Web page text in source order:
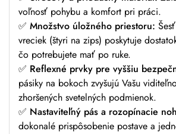
voľnosť pohybu a komfort pri práci.
✅ Množstvo úložného priestoru:
vreciek (štyri na zips) poskytuje
čo potrebujete mať po ruke.
✅ Reflexné prvky pre vyššiu
pásiky na bokoch zvyšujú Vašu
zhoršených svetelných podmienok.
✅ Nastaviteľný pás a rozopínacie
dokonalé prispôsobenie postave a